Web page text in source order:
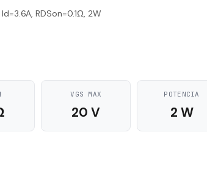
RDSon=0.1Ω, 2W
VGS MAX
20 V
POTENCIA
2 W